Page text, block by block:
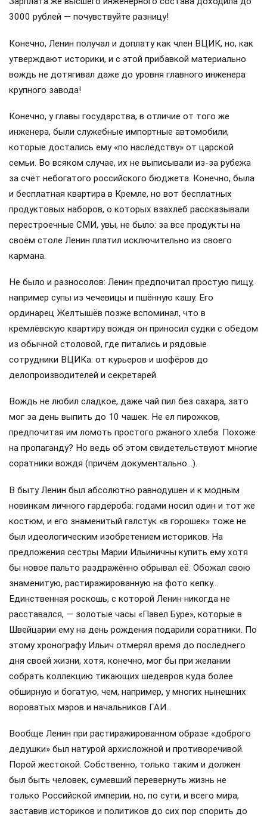
3000 рублей — почувствуйте разницу!
Конечно, Ленин получал и доплату как член ВЦИК, но, как
утверждают историки, и с этой прибавкой материально
вождь не дотягивал даже до уровня главного инженера
крупного завода!
Конечно, у главы государства, в отличие от того же
инженера, были служебные импортные автомобили,
которые достались ему «по наследству» от царской
семьи. Во всяком случае, их не выписывали из-за рубежа
за счёт небогатого российского бюджета. Конечно, была
и бесплатная квартира в Кремле, но вот бесплатных
продуктовых наборов, о которых взахлёб рассказывали
перестроечные СМИ, увы, не было: за все продукты на
своём столе Ленин платил исключительно из своего
кармана.
Не было и разносолов: Ленин предпочитал простую пищу,
например супы из чечевицы и пшённую кашу. Его
ординарец Желтышёв позже вспоминал, что в
кремлёвскую квартиру вождя он приносил судки с обедом
из обычной столовой, где питались и рядовые
сотрудники ВЦИКа: от курьеров и шофёров до
делопроизводителей и секретарей.
Вождь не любил сладкое, даже чай пил без сахара, зато
мог за день выпить до 10 чашек. Не ел пирожков,
предпочитая им ломоть простого ржаного хлеба. Похоже
на пропаганду? Но ведь об этом свидетельствуют многие
соратники вождя (причём документально…).
В быту Ленин был абсолютно равнодушен и к модным
новинкам личного гардероба: годами носил один и тот же
костюм, и его знаменитый галстук «в горошек» тоже не
был идеологическим изобретением историков. На
предложения сестры Марии Ильиничны купить ему хотя
бы новое пальто раздражённо обрывал её. Обожал свою
знаменитую, растиражированную на фото кепку…
Единственная роскошь, с которой Ленин никогда не
расставался, — золотые часы «Павел Буре», которые в
Швейцарии ему на день рождения подарили соратники. По
этому хронографу Ильич отмерял время до последнего
дня своей жизни, хотя, конечно, мог бы при желании
собрать коллекцию тикающих шедевров куда более
обширную и богатую, чем, например, у многих нынешних
вороватых мэров и начальников ГАИ…
Вообще Ленин при растиражированном образе «доброго
дедушки» был натурой архисложной и противоречивой.
Порой жестокой. Собственно, только таким и должен
был быть человек, сумевший перевернуть жизнь не
только Российской империи, но, по сути, и всего мира,
заставив историков и политиков до сих пор спорить до